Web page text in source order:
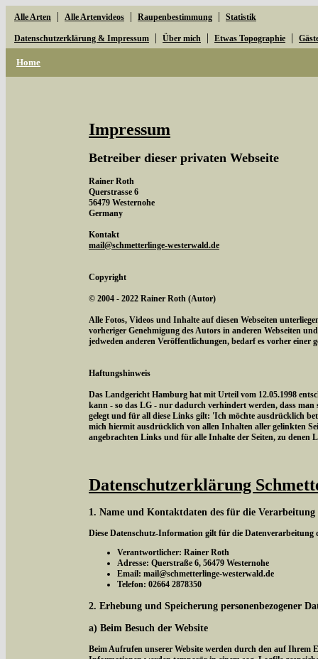
Alle Arten | Alle Artenvideos | Raupenbestimmung | Statistik
Datenschutzerklärung & Impressum | Über mich | Etwas Topographie |
Home
Impressum
Betreiber dieser privaten Webseite
Rainer Roth
Querstrasse 6
56479 Westernohe
Germany
Kontakt
mail@schmetterlinge-westerwald.de
Copyright
© 2004 - 2022 Rainer Roth (Autor)
Alle Fotos, Videos und Inhalte auf diesen Webseiten
vorheriger Genehmigung des Autors in anderen Webseiten
jedweden anderen Veröffentlichungen, bedarf es vorher einer
Haftungshinweis
Das Landgericht Hamburg hat mit Urteil vom 12.05.1998
kann - so das LG - nur dadurch verhindert werden, dass
gelegt und für all diese Links gilt: 'Ich möchte ausdrücklich
mich hiermit ausdrücklich von allen Inhalten aller gelinkten
angebrachten Links und für alle Inhalte der Seiten, zu denen
Datenschutzerklärung
1. Name und Kontaktdaten des für die
Diese Datenschutz-Information gilt für die Datenverarbeitung
Verantwortlicher: Rainer Roth
Adresse: Querstraße 6, 56479 Westernohe
Email: mail@schmetterlinge-westerwald.de
Telefon: 02664 2878350
2. Erhebung und Speicherung personenbezogener
a) Beim Besuch der Website
Beim Aufrufen unserer Website werden durch den auf Ihrem